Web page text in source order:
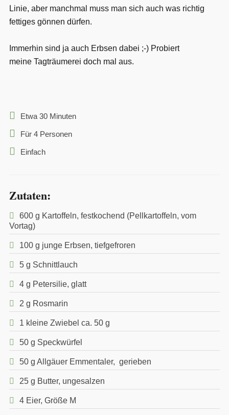
Linie, aber manchmal muss man sich auch was richtig
fettiges gönnen dürfen.
Immerhin sind ja auch Erbsen dabei ;-) Probiert
meine Tagträumerei doch mal aus.
Etwa 30 Minuten
Für 4 Personen
Einfach
Zutaten:
600 g Kartoffeln, festkochend (Pellkartoffeln, vom
Vortag)
100 g junge Erbsen, tiefgefroren
5 g Schnittlauch
4 g Petersilie, glatt
2 g Rosmarin
1 kleine Zwiebel ca. 50 g
50 g Speckwürfel
50 g Allgäuer Emmentaler, gerieben
25 g Butter, ungesalzen
4 Eier, Größe M